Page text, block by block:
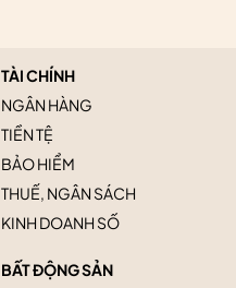
TÀI CHÍNH
NGÂN HÀNG
TIỀN TỆ
BẢO HIỂM
THUẾ, NGÂN SÁCH
KINH DOANH SỐ
BẤT ĐỘNG SẢN